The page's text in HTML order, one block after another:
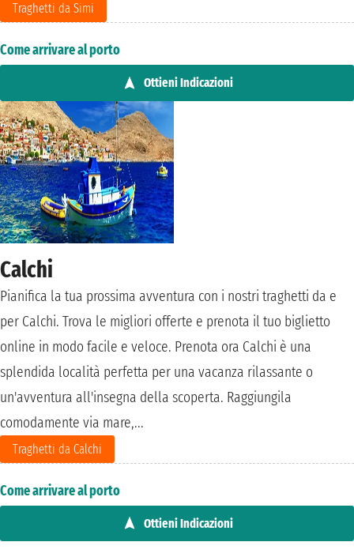
Traghetti da Simi
Come arrivare al porto
Ottieni Indicazioni
Calchi
Pianifica la tua prossima avventura con i nostri traghetti da e
per Calchi. Trova le migliori offerte e prenota il tuo biglietto
online in modo facile e veloce. Prenota ora Calchi è una
splendida località perfetta per una vacanza rilassante o
un'avventura all'insegna della scoperta. Raggiungila
comodamente via mare,...
Traghetti da Calchi
Come arrivare al porto
Ottieni Indicazioni